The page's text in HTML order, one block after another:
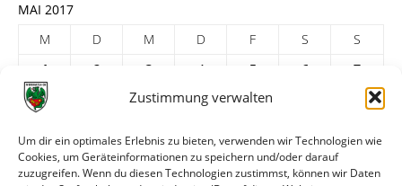
Zustimmung verwalten
Um dir ein optimales Erlebnis zu bieten, verwenden wir Technologien wie
Cookies, um Geräteinformationen zu speichern und/oder darauf
zuzugreifen. Wenn du diesen Technologien zustimmst, können wir Daten
MAI 2017
M
D M D F S
S
1
2 3 4 5 6
7
8
10 11 12
22
23 24 25 26 27